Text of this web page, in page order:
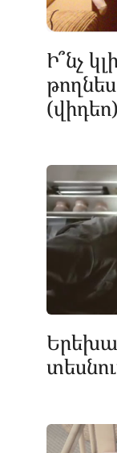
Ի՞նչ
(վիդեո)